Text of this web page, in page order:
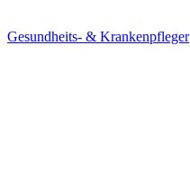
Gesundheits- & Krankenpfleger